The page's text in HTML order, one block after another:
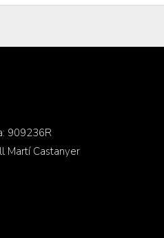
909236R
Martí Castanyer